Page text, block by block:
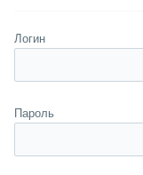
Логин
Пароль